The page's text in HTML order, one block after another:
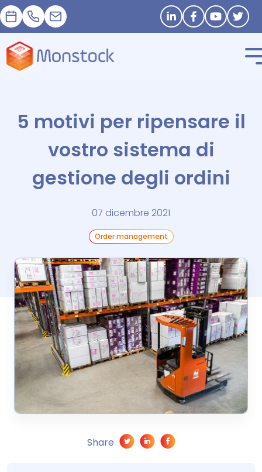
Appuntamento
+33 1 83 62 25 41
contact@monstock.net Stay in touch
5 motivi per ripensare il
vostro sistema di
gestione degli ordini
07 dicembre 2021
Order management
Share